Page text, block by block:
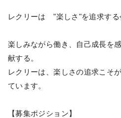
レクリーは "楽しさ"を追求す
楽しみながら働き、自己成長を
献する。
レクリーは、楽しさの追求こそ
ています。
【募集ポジション】